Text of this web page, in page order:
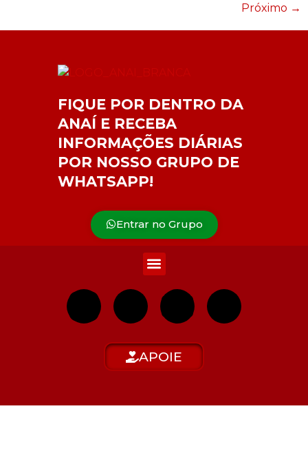
Próximo →
FIQUE POR DENTRO DA
ANAÍ E RECEBA
INFORMAÇÕES DIÁRIAS
POR NOSSO GRUPO DE
WHATSAPP!
Entrar no Grupo
APOIE